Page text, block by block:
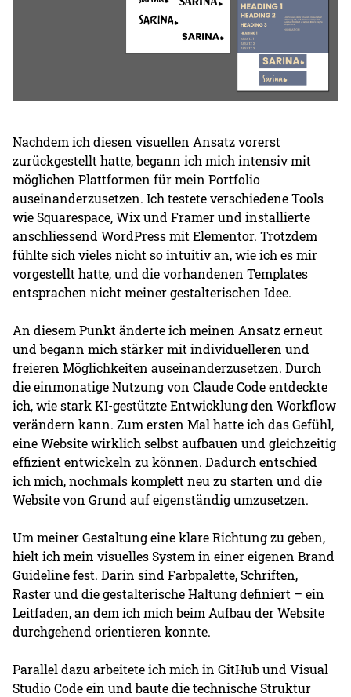
Nachdem ich diesen visuellen Ansatz vorerst
zurückgestellt hatte, begann ich mich intensiv mit
möglichen Plattformen für mein Portfolio
auseinanderzusetzen. Ich testete verschiedene Tools
wie Squarespace, Wix und Framer und installierte
anschliessend WordPress mit Elementor. Trotzdem
fühlte sich vieles nicht so intuitiv an, wie ich es mir
vorgestellt hatte, und die vorhandenen Templates
entsprachen nicht meiner gestalterischen Idee.
An diesem Punkt änderte ich meinen Ansatz erneut
und begann mich stärker mit individuelleren und
freieren Möglichkeiten auseinanderzusetzen. Durch
die einmonatige Nutzung von Claude Code entdeckte
ich, wie stark KI-gestützte Entwicklung den Workflow
verändern kann. Zum ersten Mal hatte ich das Gefühl,
eine Website wirklich selbst aufbauen und gleichzeitig
effizient entwickeln zu können. Dadurch entschied
ich mich, nochmals komplett neu zu starten und die
Website von Grund auf eigenständig umzusetzen.
Um meiner Gestaltung eine klare Richtung zu geben,
hielt ich mein visuelles System in einer eigenen Brand
Guideline fest. Darin sind Farbpalette, Schriften,
Raster und die gestalterische Haltung definiert – ein
Leitfaden, an dem ich mich beim Aufbau der Website
durchgehend orientieren konnte.
Parallel dazu arbeitete ich mich in GitHub und Visual
Studio Code ein und baute die technische Struktur